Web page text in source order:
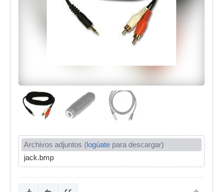
Archivos adjuntos (logúate para descargar)
jack.bmp